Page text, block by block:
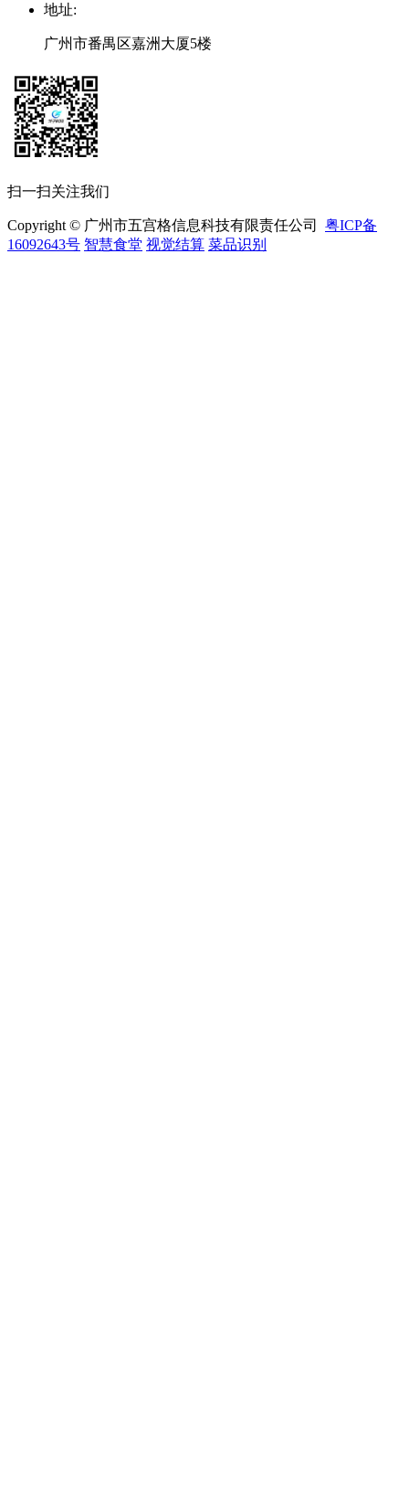
地址:
广州市番禺区嘉洲大厦5楼
扫一扫关注我们
Copyright © 广州市五宫格信息科技有限责任公司 粤ICP备
16092643号 智慧食堂 视觉结算 菜品识别